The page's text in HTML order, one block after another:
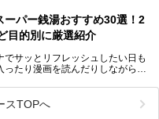
や自分へのご褒美のための宿泊な
グで好きなだけサ活ができるのが
でなく、カップルや女性に嬉し
した。
設14選をご紹介します。
ーパー銭湯おすすめ30選！2
目的別に厳選紹介
サッとリフレッシュしたい日も
たり漫画を読んだりしながら一
、「このまま朝までゆっくりでき
経験がある人も多いのではないで
スTOPへ